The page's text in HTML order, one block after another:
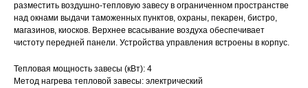
разместить воздушно-тепловую завесу в ограниченном пространстве
над окнами выдачи таможенных пунктов, охраны, пекарен, бистро,
магазинов, киосков. Верхнее всасывание воздуха обеспечивает
чистоту передней панели. Устройства управления встроены в корпус.
Тепловая мощность завесы (кВт): 4
Метод нагрева тепловой завесы: электрический